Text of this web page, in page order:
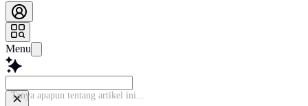
Menu
Tanya apapun te